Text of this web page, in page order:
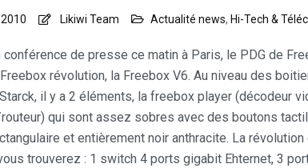
Likiwi Team Actualité news, Hi-Tech &
conférence de presse ce matin à Paris, le PDG de
révolution, la Freebox V6. Au niveau des
il y a 2 éléments, la freebox player (décodeur
qui sont assez sobres avec des boutons
et entièrement noir anthracite. La révolution
trouverez : 1 switch 4 ports gigabit Ehternet, 3